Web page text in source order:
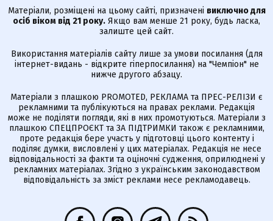
Матеріали, розміщені на цьому сайті, призначені виключно для
осіб віком від 21 року. Якщо вам менше 21 року, будь ласка,
залиште цей сайт.
Використання матеріалів сайту лише за умови посилання (для
інтернет-видань - відкрите гіперпосилання) на "Чемпіон" не
нижче другого абзацу.
Матеріали з плашкою PROMOTED, РЕКЛАМА та ПРЕС-РЕЛІЗИ є
рекламними та публікуються на правах реклами. Редакція
може не поділяти погляди, які в них промотуються. Матеріали з
плашкою СПЕЦПРОЄКТ та ЗА ПІДТРИМКИ також є рекламними,
проте редакція бере участь у підготовці цього контенту і
поділяє думки, висловлені у цих матеріалах. Редакція не несе
відповідальності за факти та оціночні судження, оприлюднені у
рекламних матеріалах. Згідно з українським законодавством
відповідальність за зміст реклами несе рекламодавець.